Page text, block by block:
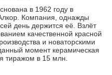
в 1962 году в
Компания, однажды
день держится её. Взлёт
качественной красной
и новаторскими
момент керамическая
тиражом в 15 млн.